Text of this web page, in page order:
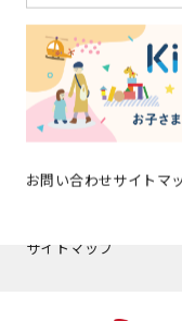
お問い合わせサイトマ
スタッフ募集
お知らせ一覧
よくある質問
サイトマップ